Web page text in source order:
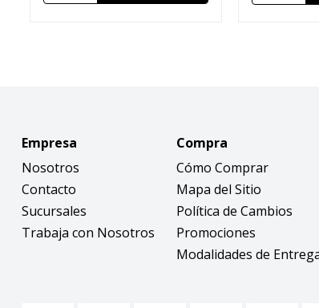
Empresa
Nosotros
Contacto
Sucursales
Trabaja con Nosotros
Compra
Cómo Comprar
Mapa del Sitio
Política de Cambios
Promociones
Modalidades de